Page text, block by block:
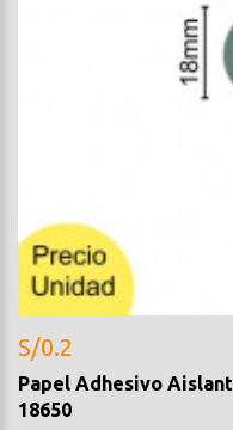
S/0.2
Papel Adhesivo
18650